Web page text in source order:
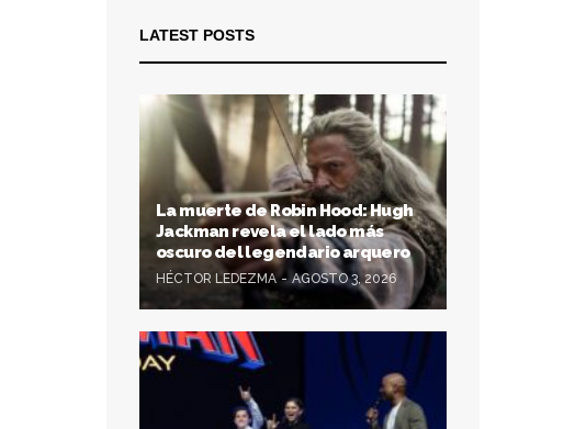
LATEST POSTS
La muerte de Robin Hood: Hugh
Jackman revela el lado más
oscuro del legendario arquero
HÉCTOR LEDEZMA AGOSTO 3, 2026